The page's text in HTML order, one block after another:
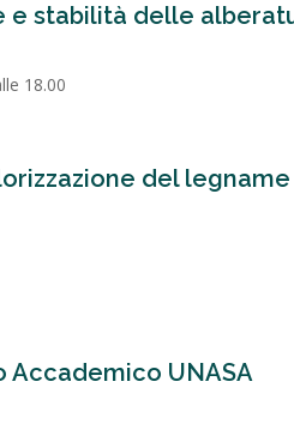
e stabilità delle
18.00
del
Accademico UNASA